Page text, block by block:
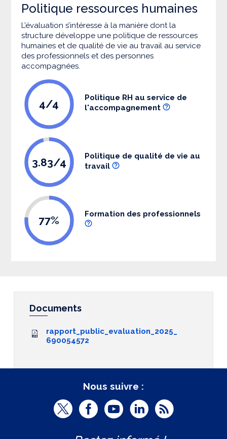
Politique ressources humaines
L’évaluation s’intéresse à la manière dont la
structure développe une politique de ressources
humaines et de qualité de vie au travail au service
des professionnels et des personnes
accompagnées.
4/4
Politique RH au service de
l'accompagnement
3.83/4
Politique de qualité de vie au
travail
77% Formation des professionnels
Documents
rapport_public_evaluation_2025_
690054572
Nous suivre :
T
F
Y
L
R